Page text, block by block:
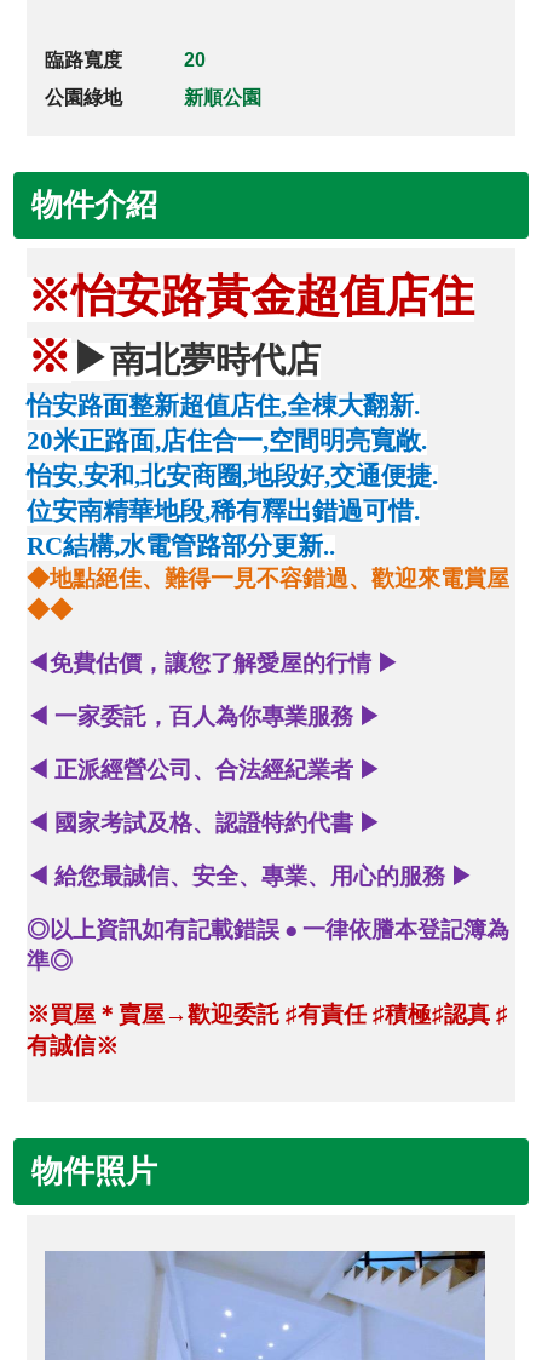
臨路寬度
20
公園綠地
新順公園
物件介紹
※怡安路黃金超值店住
※ ▶南北夢時代店
怡安路面整新超值店住,全棟大翻新.
20米正路面,店住合一,空間明亮寬敞.
怡安,安和,北安商圈,地段好,交通便捷.
位安南精華地段,稀有釋出錯過可惜.
RC結構,水電管路部分更新..
◆地點絕佳、難得一見不容錯過、歡迎來電賞屋
◆◆
◀ 免費估價，讓您了解愛屋的行情 ▶
◀ 一家委託，百人為你專業服務 ▶
◀ 正派經營公司、合法經紀業者 ▶
◀ 國家考試及格、認證特約代書 ▶
◀ 給您最誠信、安全、專業、用心的服務 ▶
◎以上資訊如有記載錯誤 ● 一律依謄本登記簿為
準◎
※買屋＊賣屋→歡迎委託 ♯有責任 ♯積極♯認真 ♯
有誠信※
物件照片